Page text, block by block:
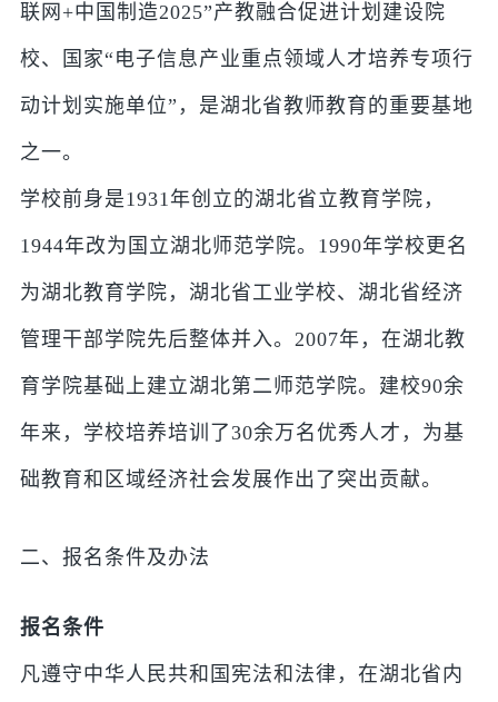
联网+中国制造2025”产教融合促进计划建设院
校、国家“电子信息产业重点领域人才培养专项行
动计划实施单位”，是湖北省教师教育的重要基地
之一。
学校前身是1931年创立的湖北省立教育学院，
1944年改为国立湖北师范学院。1990年学校更名
为湖北教育学院，湖北省工业学校、湖北省经济
管理干部学院先后整体并入。2007年，在湖北教
育学院基础上建立湖北第二师范学院。建校90余
年来，学校培养培训了30余万名优秀人才，为基
础教育和区域经济社会发展作出了突出贡献。
二、报名条件及办法
报名条件
凡遵守中华人民共和国宪法和法律，在湖北省内